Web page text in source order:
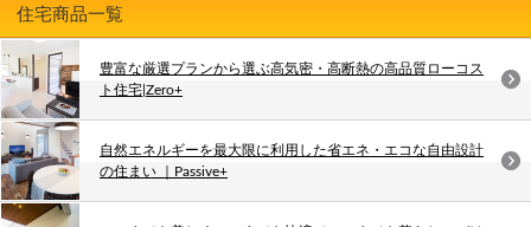
住宅商品一覧
豊富な厳選プランから選ぶ高気密・高断熱の高品質ローコス
ト住宅|Zero+
自然エネルギーを最大限に利用した省エネ・エコな自由設計
の住まい ｜Passive+